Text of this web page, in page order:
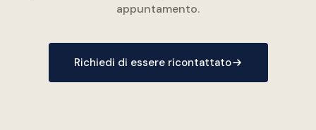
appuntamento.
Richiedi di essere ricontattato